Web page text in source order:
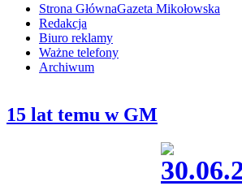
Strona GłównaGazeta Mikołowska
Redakcja
Biuro reklamy
Ważne telefony
Archiwum
15 lat temu w GM